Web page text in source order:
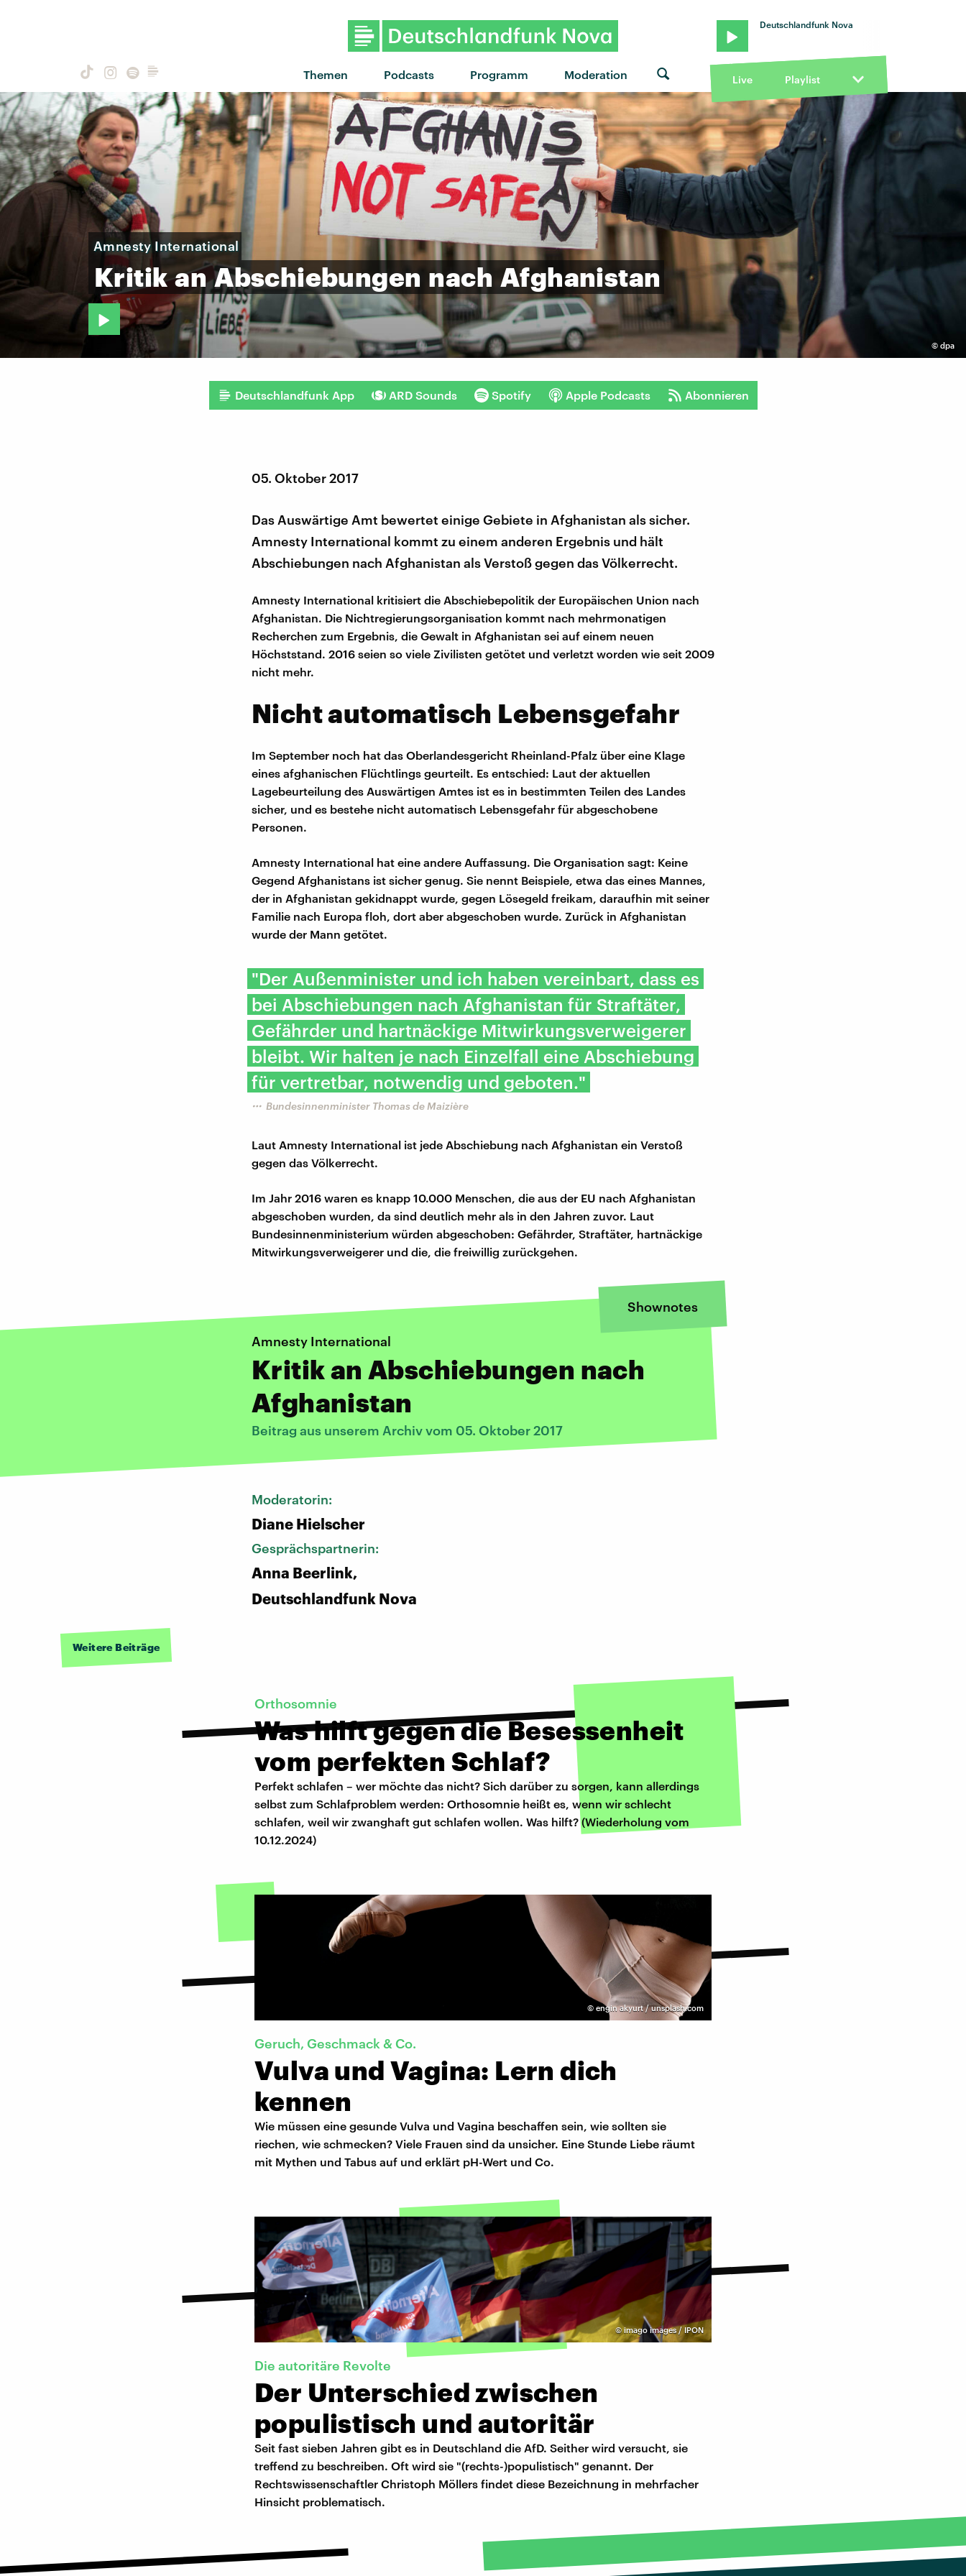
Themen Podcasts Programm Moderation
Deutschlandfunk Nova
Live Playlist
© dpa
Amnesty International
Kritik an Abschiebungen nach Afghanistan
Deutschlandfunk App ARD Sounds Spotify Apple Podcasts Abonnieren
05. Oktober 2017
Das Auswärtige Amt bewertet einige Gebiete in Afghanistan als sicher.
Amnesty International kommt zu einem anderen Ergebnis und hält
Abschiebungen nach Afghanistan als Verstoß gegen das Völkerrecht.
Amnesty International kritisiert die Abschiebepolitik der Europäischen Union nach
Afghanistan. Die Nichtregierungsorganisation kommt nach mehrmonatigen
Recherchen zum Ergebnis, die Gewalt in Afghanistan sei auf einem neuen
Höchststand. 2016 seien so viele Zivilisten getötet und verletzt worden wie seit 2009
nicht mehr.
Nicht automatisch Lebensgefahr
Im September noch hat das Oberlandesgericht Rheinland-Pfalz über eine Klage
eines afghanischen Flüchtlings geurteilt. Es entschied: Laut der aktuellen
Lagebeurteilung des Auswärtigen Amtes ist es in bestimmten Teilen des Landes
sicher, und es bestehe nicht automatisch Lebensgefahr für abgeschobene
Personen.
Amnesty International hat eine andere Auffassung. Die Organisation sagt: Keine
Gegend Afghanistans ist sicher genug. Sie nennt Beispiele, etwa das eines Mannes,
der in Afghanistan gekidnappt wurde, gegen Lösegeld freikam, daraufhin mit seiner
Familie nach Europa floh, dort aber abgeschoben wurde. Zurück in Afghanistan
wurde der Mann getötet.
​"Der Außenminister und ich haben vereinbart, dass es
bei Abschiebungen nach Afghanistan für Straftäter,
Gefährder und hartnäckige Mitwirkungsverweigerer
bleibt. Wir halten je nach Einzelfall eine Abschiebung
für vertretbar, notwendig und geboten."​
Bundesinnenminister Thomas de Maizière
Laut Amnesty International ist jede Abschiebung nach Afghanistan ein Verstoß
gegen das Völkerrecht.
Im Jahr 2016 waren es knapp 10.000 Menschen, die aus der EU nach Afghanistan
abgeschoben wurden, da sind deutlich mehr als in den Jahren zuvor. Laut
Bundesinnenministerium würden abgeschoben: Gefährder, Straftäter, hartnäckige
Mitwirkungsverweigerer und die, die freiwillig zurückgehen.
Shownotes
Amnesty International
Kritik an Abschiebungen nach
Afghanistan
Beitrag aus unserem Archiv vom 05. Oktober 2017
Moderatorin:
Diane Hielscher
Gesprächspartnerin:
Anna Beerlink,
Deutschlandfunk Nova
Weitere Beiträge
Orthosomnie
Was hilft gegen die Besessenheit
vom perfekten Schlaf?
Perfekt schlafen – wer möchte das nicht? Sich darüber zu sorgen, kann allerdings
selbst zum Schlafproblem werden: Orthosomnie heißt es, wenn wir schlecht
schlafen, weil wir zwanghaft gut schlafen wollen. Was hilft? (Wiederholung vom
10.12.2024)
© engin akyurt / unsplash.com
Geruch, Geschmack & Co.
Vulva und Vagina: Lern dich
kennen
Wie müssen eine gesunde Vulva und Vagina beschaffen sein, wie sollten sie
riechen, wie schmecken? Viele Frauen sind da unsicher. Eine Stunde Liebe räumt
mit Mythen und Tabus auf und erklärt pH-Wert und Co.
©imago images / IPON
Die autoritäre Revolte
Der Unterschied zwischen
populistisch und autoritär
Seit fast sieben Jahren gibt es in Deutschland die AfD. Seither wird versucht, sie
treffend zu beschreiben. Oft wird sie "(rechts-)populistisch" genannt. Der
Rechtswissenschaftler Christoph Möllers findet diese Bezeichnung in mehrfacher
Hinsicht problematisch.